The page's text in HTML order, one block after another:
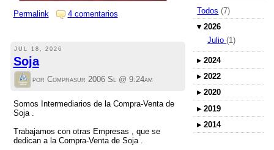
Permalink 4 comentarios
JUL 18, 2026
Soja
por Comprasur 2006 Sl @ 9:24am
Somos Intermediarios de la Compra-Venta de
Soja .
Trabajamos con otras Empresas , que se
dedican a la Compra-Venta de Soja .
Todos (7)
▾ 2026
Julio(1)
▸ 2024
▸ 2022
▸ 2020
▸ 2019
▸ 2014